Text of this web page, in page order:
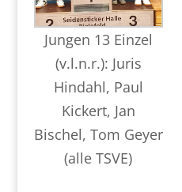
Jungen 13 Einzel
(v.l.n.r.): Juris
Hindahl, Paul
Kickert, Jan
Bischel, Tom Geyer
(alle TSVE)